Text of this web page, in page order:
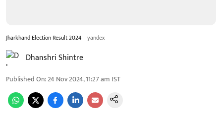
Jharkhand Election Result 2024 yandex
Dhanshri Shintre
Published On:24 Nov 2024, 11:27 am IST